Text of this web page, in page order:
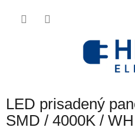
LED prisadený
SMD / 4000K /